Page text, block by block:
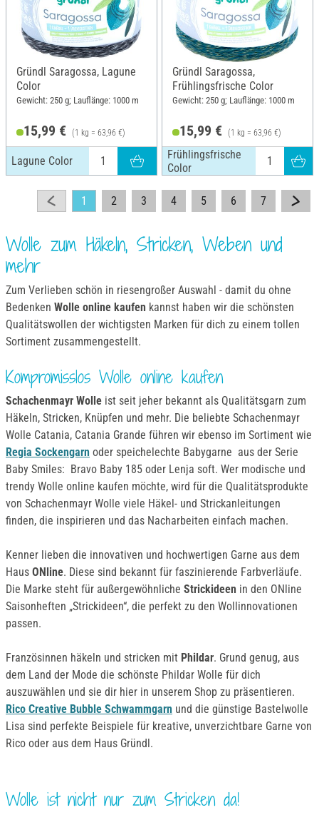
Gründl Saragossa, Lagune
Color
Gewicht: 250 g; Lauflänge: 1000 m
15,99 € (1 kg = 63,96 €)
Lagune Color
Gründl Saragossa,
Frühlingsfrische Color
Gewicht: 250 g; Lauflänge: 1000 m
15,99 € (1 kg = 63,96 €)
Frühlingsfrische
Color
1 2 3 4 5 6 7
Wolle zum Häkeln, Stricken, Weben und
mehr
Zum Verlieben schön in riesengroßer Auswahl - damit du ohne
Bedenken Wolle online kaufen kannst haben wir die schönsten
Qualitätswollen der wichtigsten Marken für dich zu einem tollen
Sortiment zusammengestellt.
Kompromisslos Wolle online kaufen
Schachenmayr Wolle ist seit jeher bekannt als Qualitätsgarn zum
Häkeln, Stricken, Knüpfen und mehr. Die beliebte Schachenmayr
Wolle Catania, Catania Grande führen wir ebenso im Sortiment wie
Regia Sockengarn oder speichelechte Babygarne aus der Serie
Baby Smiles: Bravo Baby 185 oder Lenja soft. Wer modische und
trendy Wolle online kaufen möchte, wird für die Qualitätsprodukte
von Schachenmayr Wolle viele Häkel- und Strickanleitungen
finden, die inspirieren und das Nacharbeiten einfach machen.
Kenner lieben die innovativen und hochwertigen Garne aus dem
Haus ONline. Diese sind bekannt für faszinierende Farbverläufe.
Die Marke steht für außergewöhnliche Strickideen in den ONline
Saisonheften „Strickideen“, die perfekt zu den Wollinnovationen
passen.
Französinnen häkeln und stricken mit Phildar. Grund genug, aus
dem Land der Mode die schönste Phildar Wolle für dich
auszuwählen und sie dir hier in unserem Shop zu präsentieren.
Rico Creative Bubble Schwammgarn und die günstige Bastelwolle
Lisa sind perfekte Beispiele für kreative, unverzichtbare Garne von
Rico oder aus dem Haus Gründl.
Wolle ist nicht nur zum Stricken da!